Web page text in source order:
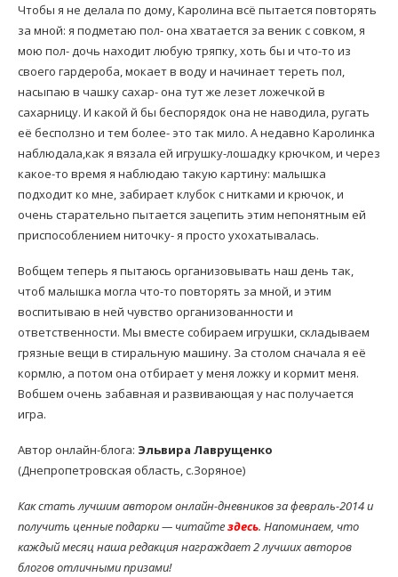
Чтобы я не делала по дому, Каролина всё пытается повторять
за мной: я подметаю пол- она хватается за веник с совком, я
мою пол- дочь находит любую тряпку, хоть бы и что-то из
своего гардероба, мокает в воду и начинает тереть пол,
насыпаю в чашку сахар- она тут же лезет ложечкой в
сахарницу. И какой й бы беспорядок она не наводила, ругать
её бесползно и тем более- это так мило. А недавно Каролинка
наблюдала,как я вязала ей игрушку-лошадку крючком, и через
какое-то время я наблюдаю такую картину: малышка
подходит ко мне, забирает клубок с нитками и крючок, и
очень старательно пытается зацепить этим непонятным ей
приспособлением ниточку- я просто ухохатывалась.
Вобщем теперь я пытаюсь организовывать наш день так,
чтоб малышка могла что-то повторять за мной, и этим
воспитываю в ней чувство организованности и
ответственности. Мы вместе собираем игрушки, складываем
грязные вещи в стиральную машину. За столом сначала я её
кормлю, а потом она отбирает у меня ложку и кормит меня.
Вобшем очень забавная и развивающая у нас получается
игра.
Автор онлайн-блога: Эльвира Лаврущенко
(Днепропетровская область, с.Зоряное)
Как стать лучшим автором онлайн-дневников за февраль-2014 и
получить ценные подарки — читайтездесь. Напоминаем, что
каждый месяц наша редакция награждает 2 лучших авторов
блогов отличными призами!